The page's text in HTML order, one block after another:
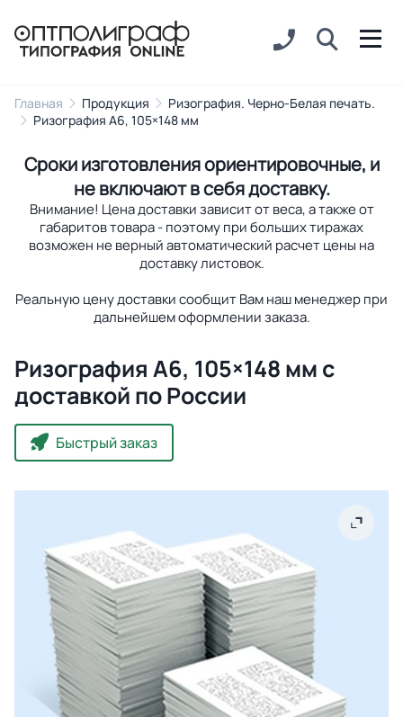
Главная Продукция
Ризография. Черно-Белая печать.
Ризография А6, 105×148 мм
Сроки изготовления ориентировочные, и
не включают в себя доставку.
Внимание! Цена доставки зависит от веса, а также от
габаритов товара - поэтому при больших тиражах
возможен не верный автоматический расчет цены на
доставку листовок.
Реальную цену доставки сообщит Вам наш менеджер при
дальнейшем оформлении заказа.
Ризография А6, 105×148 мм с
доставкой по России
Быстрый заказ